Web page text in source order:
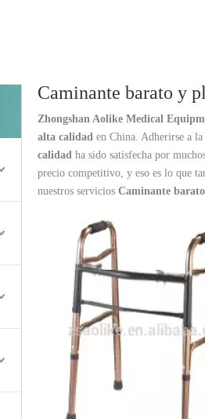
Caminante barato y
Zhongshan Aolike Medical
alta calidad en China. Adherirse a
calidad ha sido satisfecha por
precio competitivo, y eso es lo que
nuestros servicios Caminante